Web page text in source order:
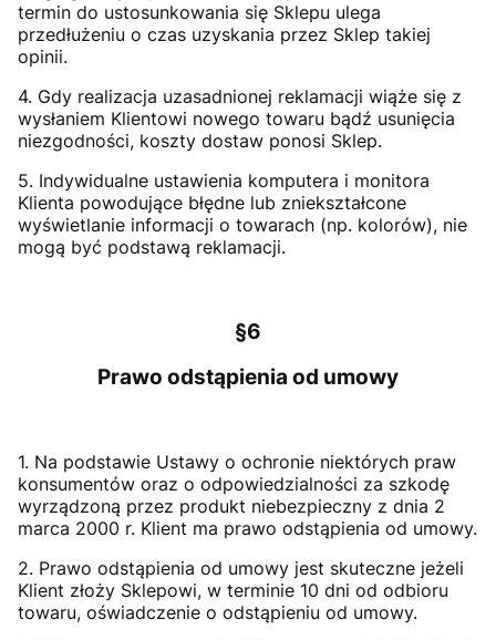
termin do ustosunkowania się Sklepu ulega
przedłużeniu o czas uzyskania przez Sklep takiej
opinii.
4. Gdy realizacja uzasadnionej reklamacji wiąże się z
wysłaniem Klientowi nowego towaru bądź usunięcia
niezgodności, koszty dostaw ponosi Sklep.
5. Indywidualne ustawienia komputera i monitora
Klienta powodujące błędne lub zniekształcone
wyświetlanie informacji o towarach (np. kolorów), nie
mogą być podstawą reklamacji.
§6
Prawo odstąpienia od umowy
1. Na podstawie Ustawy o ochronie niektórych praw
konsumentów oraz o odpowiedzialności za szkodę
wyrządzoną przez produkt niebezpieczny z dnia 2
marca 2000 r. Klient ma prawo odstąpienia od umowy.
2. Prawo odstąpienia od umowy jest skuteczne jeżeli
Klient złoży Sklepowi, w terminie 10 dni od odbioru
towaru, oświadczenie o odstąpieniu od umowy.